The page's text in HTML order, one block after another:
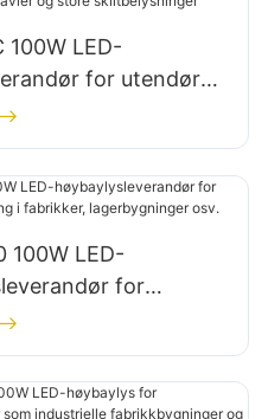
100W LED-
for utendørs
og store
100W LED-
for
i fabrikker,
osv.